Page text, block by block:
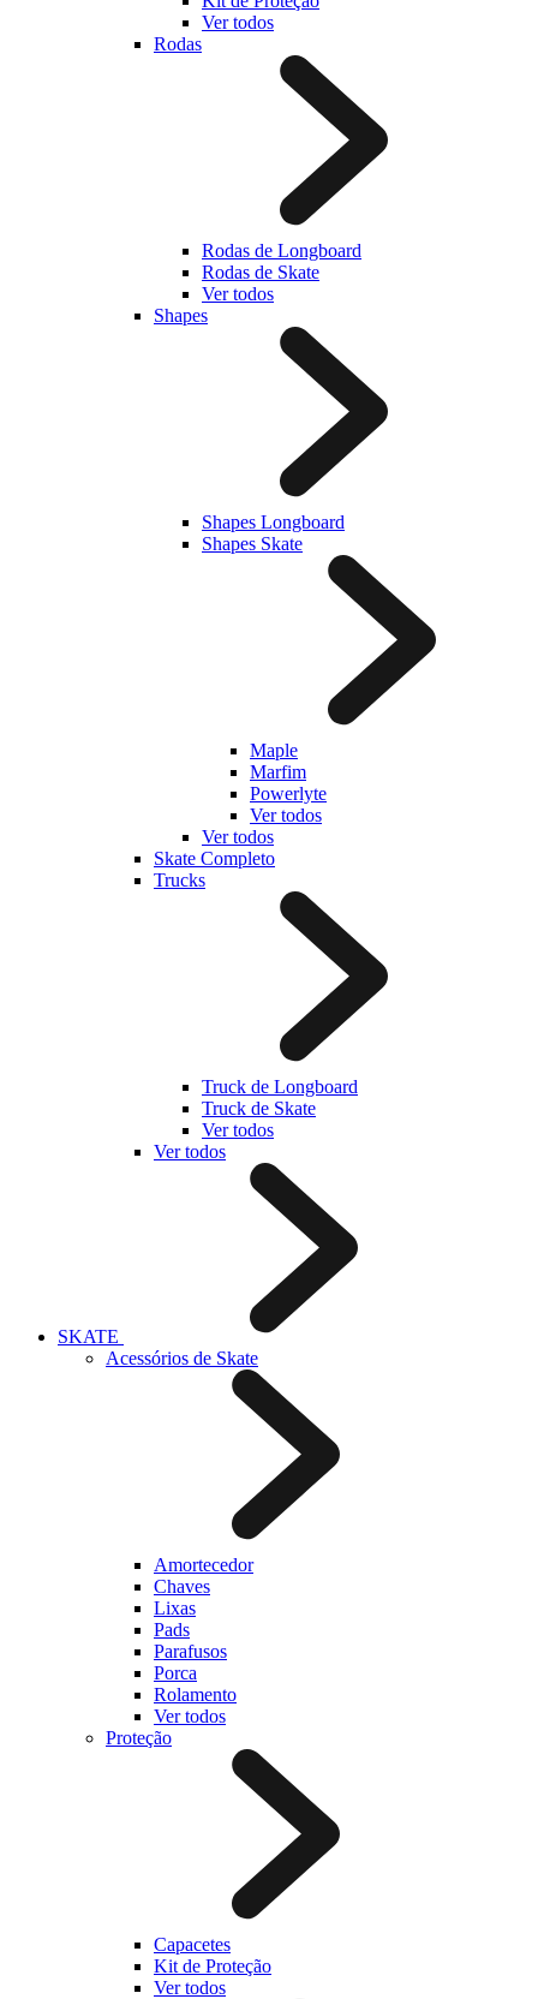
Ver todos
Rodas
Rodas de Longboard
Rodas de Skate
Ver todos
Shapes
Shapes Longboard
Shapes Skate
Maple
Marfim
Powerlyte
Ver todos
Ver todos
Skate Completo
Trucks
Truck de Longboard
Truck de Skate
Ver todos
Ver todos
SKATE
Acessórios de Skate
Amortecedor
Chaves
Lixas
Pads
Parafusos
Porca
Rolamento
Ver todos
Proteção
Capacetes
Kit de Proteção
Ver todos